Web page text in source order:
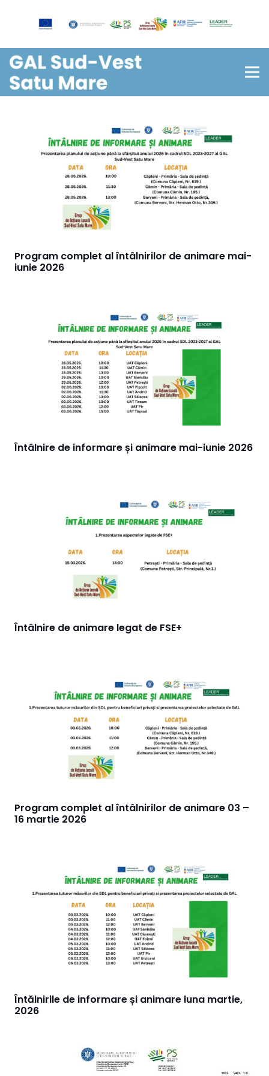
Program complet al întâlnirilor de animare mai-
iunie 2026
Întâlnire de informare și animare mai-iunie 2026
Întâlnire de animare legat de FSE+
Program complet al întâlnirilor de animare 03 –
16 martie 2026
Întălnirile de informare și animare luna martie,
2026